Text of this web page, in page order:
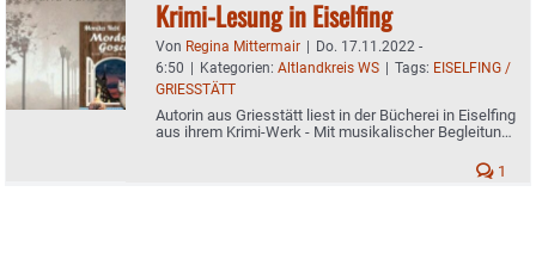
Krimi-Lesung in Eiselfing
Von Regina Mittermair | Do. 17.11.2022 -
6:50 | Kategorien: Altlandkreis WS | Tags: EISELFING /
GRIESSTÄTT
Autorin aus Griesstätt liest in der Bücherei in Eiselfing
aus ihrem Krimi-Werk - Mit musikalischer Begleitung
1